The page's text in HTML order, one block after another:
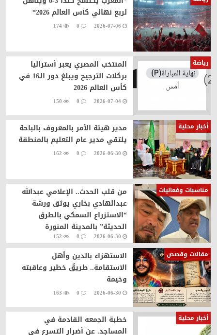
لربع نهائي كأس العالم 2026*
2026-07-06
0
174
رياضة
المنتخب المصري يعبر أستراليا
بركلات الترجيح ويبلغ دور الـ16 في
كأس العالم 2026
2026-07-04
0
150
أخبار محلية
مدير هيئة الأمر بالمعروف بالباحة
يلتقي مدير عام التعليم بالمنطقة
2026-06-30
0
162
مناسبات وفعاليات
من قلب الحدث.. الإعلامي عبدالله
عبدالهادي بخاري يوثق ورشة
“الاستزراع السمكي بالطرق
الحديثة” بالمدينة المنورة
2026-06-30
0
152
مقالات وقصص
الاستهزاء بالدين وأهل
الاستقامة.. طريقٌ خطير وعاقبته
وخيمة
2026-06-30
0
163
أخبار محلية
خطبة الجمعه القادمة في
المساجد. عن أضرار التسرع في